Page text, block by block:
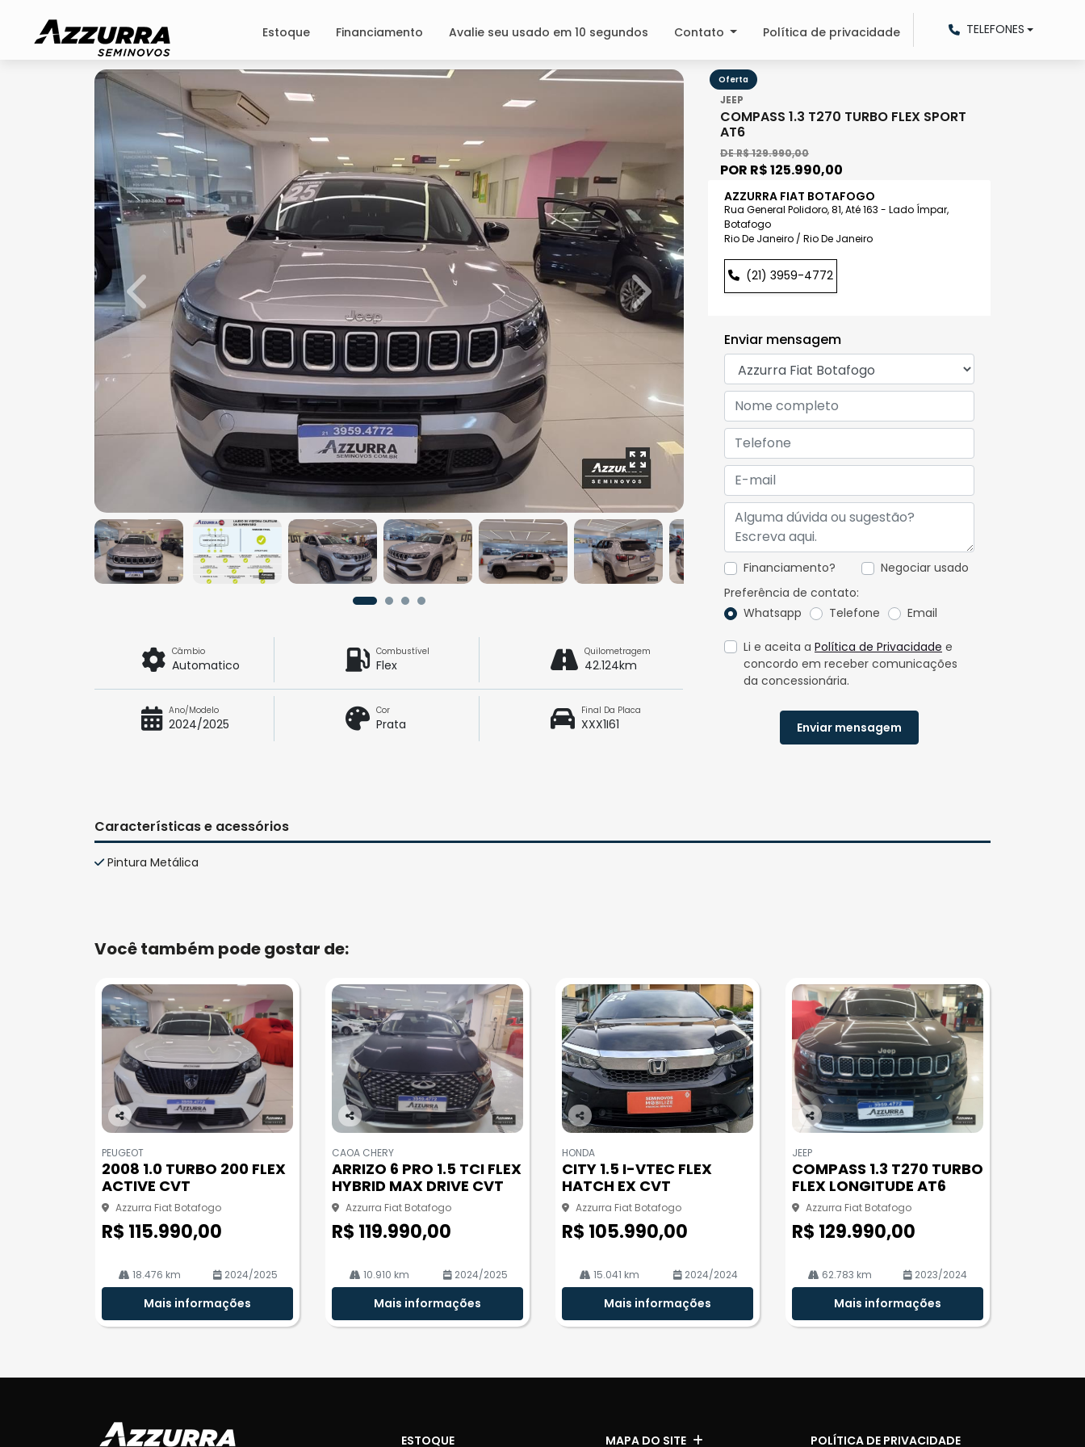
Estoque Financiamento Avalie seu usado em 10 segundos Contato Política de privacidade TELEFONES
Oferta
JEEP
COMPASS 1.3 T270 TURBO FLEX SPORT
AT6
DE R$ 129.990,00
POR R$ 125.990,00
AZZURRA FIAT BOTAFOGO
Rua General Polidoro, 81, Até 163 - Lado Ímpar,
Botafogo
Rio De Janeiro / Rio De Janeiro
(21) 3959-4772
Enviar mensagem
Financiamento?
Negociar usado
Preferência de contato:
Whatsapp
Telefone Email
Li e aceita a Política de Privacidade e
concordo em receber comunicações
da concessionária.
Enviar mensagem
Previous Next
Câmbio
Automatico
Combustível
Flex
Quilometragem
42.124km
Ano/Modelo
2024/2025
Cor
Prata
Final Da Placa
XXX1I61
Características e acessórios
Pintura Metálica
Você também pode gostar de:
Co
pa
rtil
he
PEUGEOT
2008 1.0 TURBO 200 FLEX
ACTIVE CVT
Azzurra Fiat Botafogo
R$ 115.990,00
18.476 km 2024/2025
Mais informações
Co
pa
rtil
he
CAOA CHERY
ARRIZO 6 PRO 1.5 TCI FLEX
HYBRID MAX DRIVE CVT
Azzurra Fiat Botafogo
R$ 119.990,00
10.910 km 2024/2025
Mais informações
Co
pa
rtil
he
HONDA
CITY 1.5 I-VTEC FLEX
HATCH EX CVT
Azzurra Fiat Botafogo
R$ 105.990,00
15.041 km 2024/2024
Mais informações
Co
pa
rtil
he
JEEP
COMPASS 1.3 T270 TURBO
FLEX LONGITUDE AT6
Azzurra Fiat Botafogo
R$ 129.990,00
62.783 km 2023/2024
Mais informações
ESTOQUE MAPA DO SITE POLÍTICA DE PRIVACIDADE